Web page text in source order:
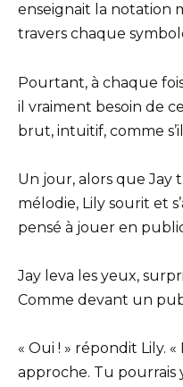
enseignait la notation
travers chaque
Pourtant, à chaque
il vraiment besoin de
brut, intuitif, comme
Un jour, alors que Jay
mélodie, Lily sourit et
pensé à jouer en
Jay leva les yeux,
Comme devant un
« Oui ! » répondit Lily.
approche. Tu pourrais